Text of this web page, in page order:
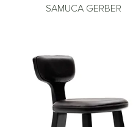
SAMUCA GERBER